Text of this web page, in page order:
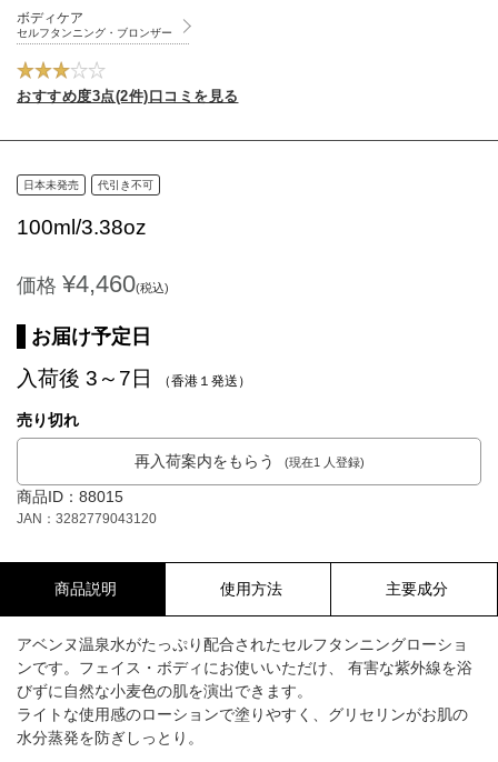
ボディケア
セルフタンニング・ブロンザー
おすすめ度3点(2件)口コミを見る
日本未発売 代引き不可
100ml/3.38oz
価格 ¥4,460(税込)
お届け予定日
入荷後 3～7日 （香港１発送）
売り切れ
再入荷案内をもらう (現在1 人登録)
商品ID：88015
JAN：3282779043120
商品説明 使用方法 主要成分
アベンヌ温泉水がたっぷり配合されたセルフタンニングローショ
ンです。フェイス・ボディにお使いいただけ、 有害な紫外線を浴
びずに自然な小麦色の肌を演出できます。
ライトな使用感のローションで塗りやすく、グリセリンがお肌の
水分蒸発を防ぎしっとり。